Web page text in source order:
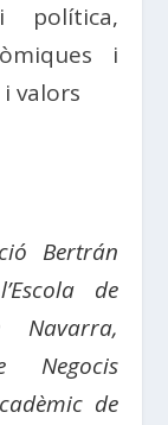
política,
i
valors
Bertrán
de
Navarra,
Negocis
de